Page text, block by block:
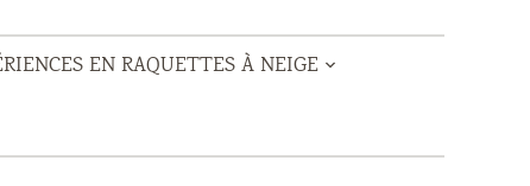
EN RAQUETTES À NEIGE